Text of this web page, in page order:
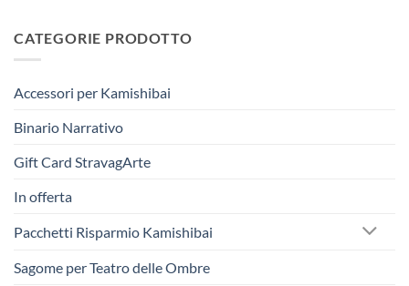
CATEGORIE PRODOTTO
Accessori per Kamishibai
Binario Narrativo
Gift Card StravagArte
In offerta
Pacchetti Risparmio Kamishibai
Sagome per Teatro delle Ombre